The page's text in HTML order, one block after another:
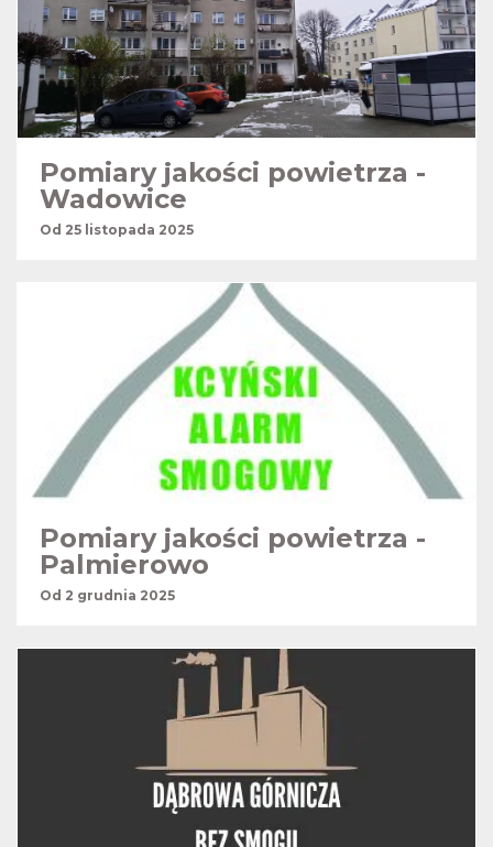
Pomiary jakości powietrza -
Wadowice
Od 25 listopada 2025
Pomiary jakości powietrza -
Palmierowo
Od 2 grudnia 2025